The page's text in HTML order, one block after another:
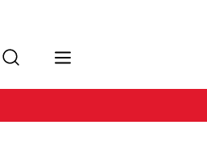
Recherche